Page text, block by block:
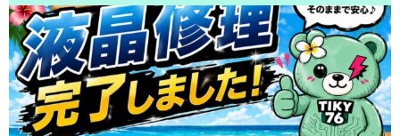
りがとうございました！
2026/05/04
松戸市よりお越しのお客様のiPhone11の充電不良修理をさせて頂きまし
た！ありがとうございました！
2026/05/03
鎌ヶ谷市よりお越しのお客様のiPhone14Proのバッテリー交換をさせて頂き
ました！ありがとうございました！
2026/05/03
松戸市よりお越しのお客様のiPhone12Proの液晶交換をさせて頂きました！